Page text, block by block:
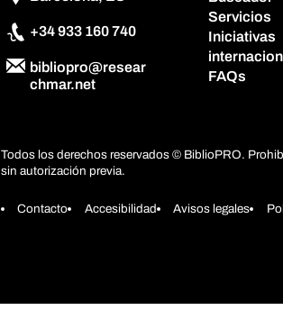
+34 933 160 740
bibliopro@resear
chmar.net
Servicios
Iniciativas
FAQs
Todos los derechos reservados © BiblioPRO.
sin autorización previa.
Contacto Accesibilidad Avisos legales